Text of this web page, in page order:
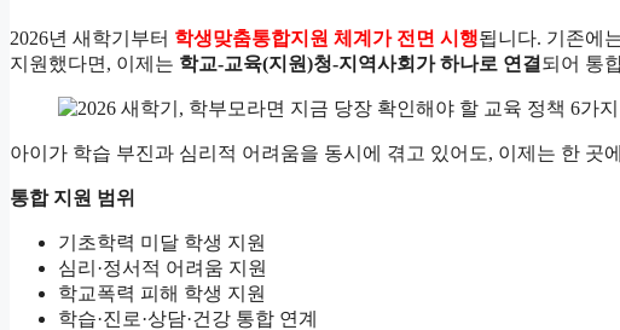
2026년 새학기부터 학생맞춤통합지원 체계가 전면 시행됩니다. 기존에
지원했다면, 이제는 학교-교육(지원)청-지역사회가 하나로 연결 되어 통
아이가 학습 부진과 심리적 어려움을 동시에 겪고 있어도, 이제는 한 곳
통합 지원 범위
기초학력 미달 학생 지원
심리·정서적 어려움 지원
학교폭력 피해 학생 지원
학습·진로·상담·건강 통합 연계